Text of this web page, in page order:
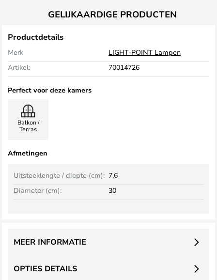
GELIJKAARDIGE PRODUCTEN
Productdetails
Merk
LIGHT-POINT Lampen
Artikel:
70014726
Perfect voor deze kamers
Balkon /
Terras
Afmetingen
Uitsteeklengte / diepte (cm): 7,6
Diameter (cm):
30
OPTIES DETAILS
MEER INFORMATIE